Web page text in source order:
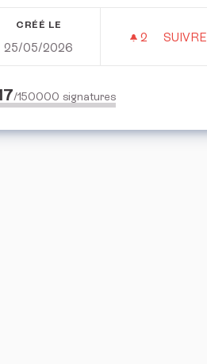
SANTÉ ET LA DIGNITÉ AU
CRÉÉ LE
25/05/2026
2 2
SUIVRE
/150000 signatures